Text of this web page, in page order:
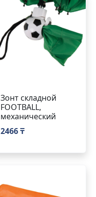
Зонт складной
FOOTBALL,
механический
2466 ₸